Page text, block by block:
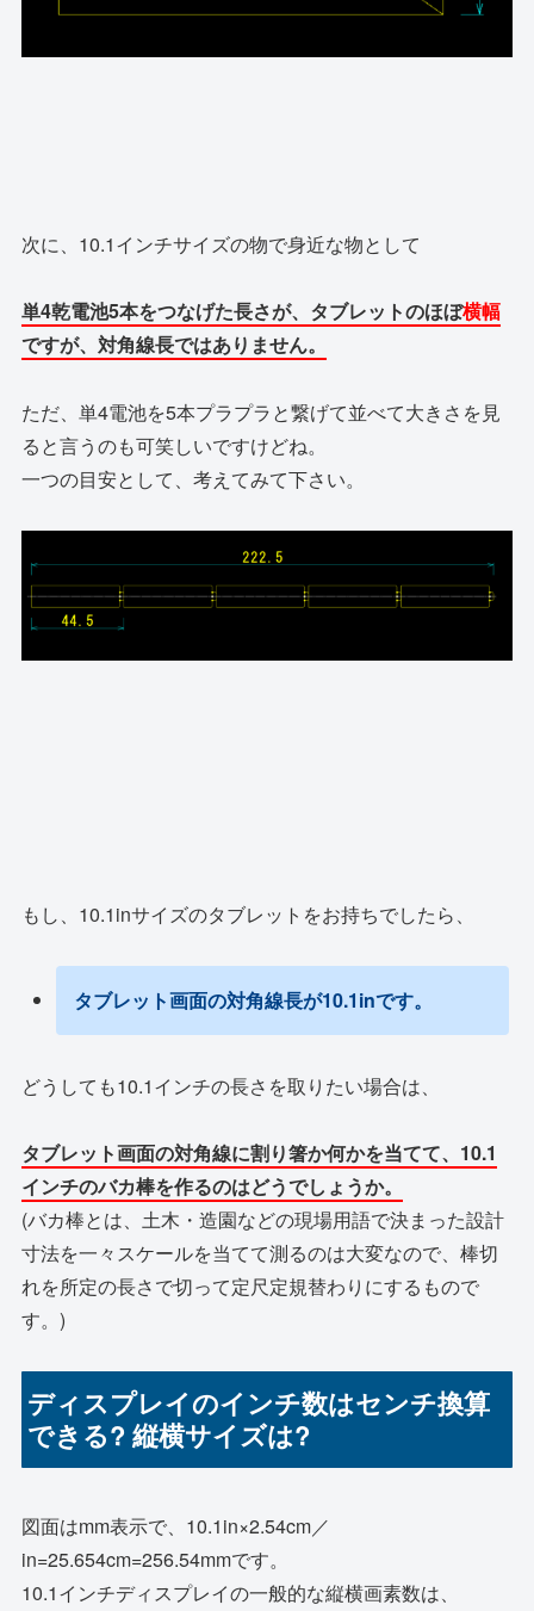
次に、10.1インチサイズの物で身近な物として
単4乾電池5本をつなげた長さが、タブレットのほぼ横幅
ですが、対角線長ではありません。
ただ、単4電池を5本プラプラと繋げて並べて大きさを見
ると言うのも可笑しいですけどね。
一つの目安として、考えてみて下さい。
もし、10.1inサイズのタブレットをお持ちでしたら、
タブレット画面の対角線長が10.1inです。
どうしても10.1インチの長さを取りたい場合は、
タブレット画面の対角線に割り箸か何かを当てて、10.1
インチのバカ棒を作るのはどうでしょうか。
(バカ棒とは、土木・造園などの現場用語で決まった設計
寸法を一々スケールを当てて測るのは大変なので、棒切
れを所定の長さで切って定尺定規替わりにするもので
す。)
ディスプレイのインチ数はセンチ換算
できる? 縦横サイズは?
図面はmm表示で、10.1in×2.54cm／
in=25.654cm=256.54mmです。
10.1インチディスプレイの一般的な縦横画素数は、